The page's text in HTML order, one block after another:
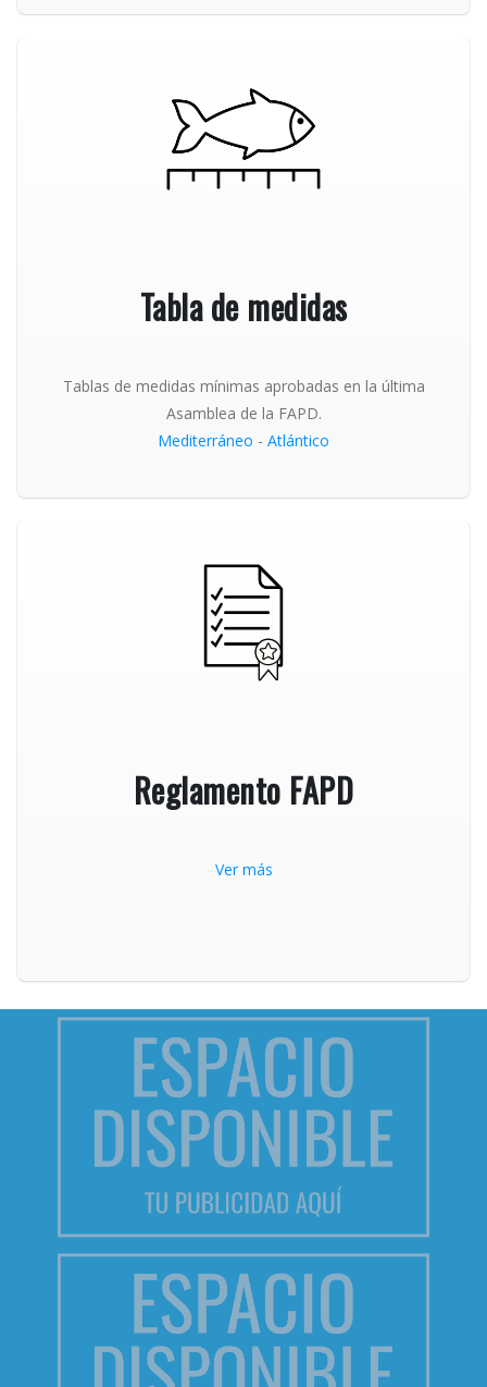
Tabla de medidas
Tablas de medidas mínimas aprobadas en la última
Asamblea de la FAPD.
Mediterráneo - Atlántico
Reglamento FAPD
Ver más